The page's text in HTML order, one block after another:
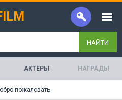
НАЙТИ
АКТЁРЫ НАГРАДЫ
пожаловать